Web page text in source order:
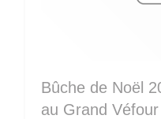
Bûche de Noël
au Grand Véfour